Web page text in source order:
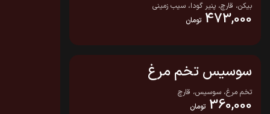
بیکن، قارچ، پنیر گودا، سیب زمینی
473,000 تومان
سوسیس تخم مرغ
تخم مرغ، سوسیس، قارچ
360,000 تومان